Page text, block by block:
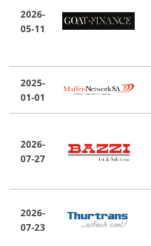
2026-
05-11
2025-
01-01
2026-
07-27
2026-
07-23